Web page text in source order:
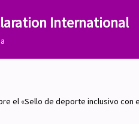
International
el «Sello de deporte inclusivo con